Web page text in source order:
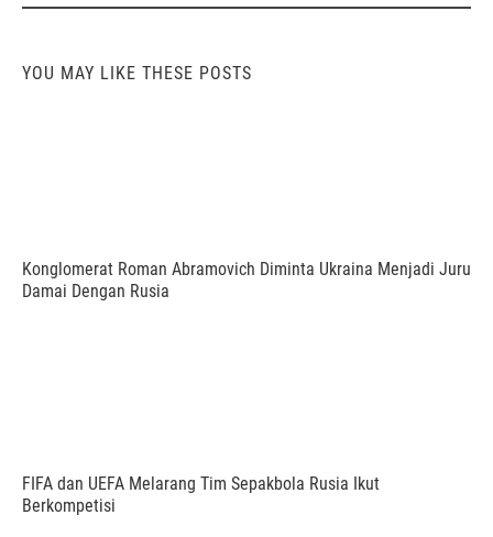
YOU MAY LIKE THESE POSTS
Konglomerat Roman Abramovich Diminta Ukraina Menjadi Juru
Damai Dengan Rusia
FIFA dan UEFA Melarang Tim Sepakbola Rusia Ikut
Berkompetisi